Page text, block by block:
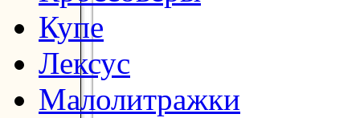
Купе
Лексус
Малолитражки